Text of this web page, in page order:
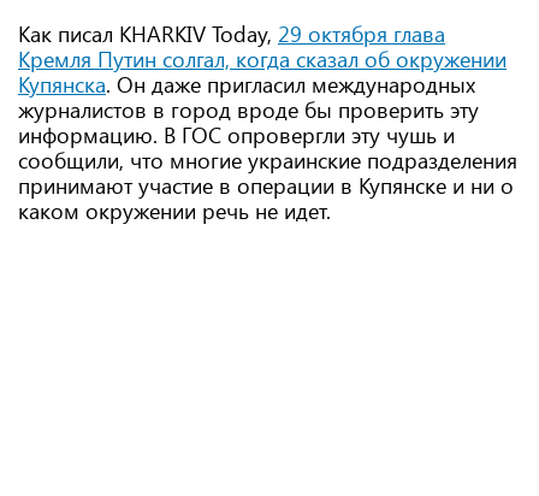
Как писал KHARKIV Today, 29 октября глава
Кремля Путин солгал, когда сказал об окружении
Купянска. Он даже пригласил международных
журналистов в город вроде бы проверить эту
информацию. В ГОС опровергли эту чушь и
сообщили, что многие украинские подразделения
принимают участие в операции в Купянске и ни о
каком окружении речь не идет.